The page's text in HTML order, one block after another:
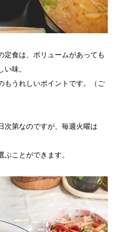
定食は、ボリュームがあっても
味。
もうれしいポイントです。（ご
次第なのですが、毎週火曜は
ことができます。